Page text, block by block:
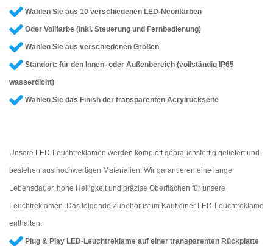
Wählen Sie aus 10 verschiedenen LED-Neonfarben
Oder Vollfarbe (inkl. Steuerung und Fernbedienung)
Wählen Sie aus verschiedenen Größen
Standort: für den Innen- oder Außenbereich (vollständig IP65
wasserdicht)
Wählen Sie das Finish der transparenten Acrylrückseite
Unsere LED-Leuchtreklamen werden komplett gebrauchsfertig geliefert und
bestehen aus hochwertigen Materialien. Wir garantieren eine lange
Lebensdauer, hohe Helligkeit und präzise Oberflächen für unsere
Leuchtreklamen. Das folgende Zubehör ist im Kauf einer LED-Leuchtreklame
enthalten:
Plug & Play LED-Leuchtreklame auf einer transparenten Rückplatte